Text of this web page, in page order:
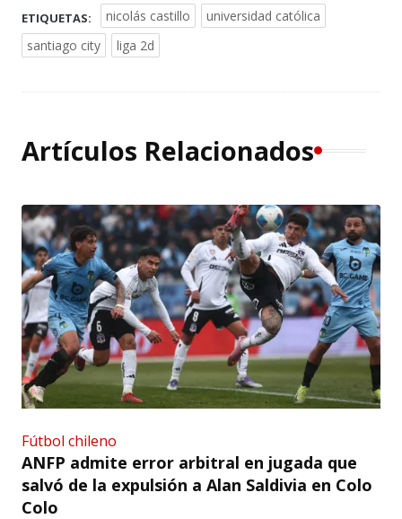
ETIQUETAS: nicolás castillo
universidad católica
santiago city
liga 2d
Artículos Relacionados
Fútbol chileno
ANFP admite error arbitral en jugada que
salvó de la expulsión a Alan Saldivia en Colo
Colo